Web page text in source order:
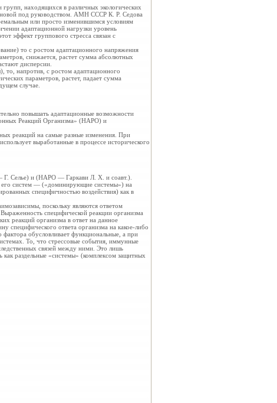
групп, находящихся в различных экологических
под руководством. АМН СССР К. Р. Седова
или просто изменившимся условиям
адаптационной нагрузки уровень
эффект группового стресса связан с
то с ростом адаптационного напряжения
снижается, растет сумма абсолютных
дисперсии.
то, напротив, с ростом адаптационного
параметров, растет, падает сумма
случае.
повышать адаптационные возможности
Реакций Организма» (НАРО) и
реакций на самые разные изменения. При
выработанные в процессе исторического
Г. Селье) и (НАРО — Гаркави Л. Х. и соавт.).
систем — («доминирующие системы») на
специфичностью воздействия) как в
поскольку являются ответом
специфической реакции организма
реакций организма в ответ на данное
специфического ответа организма на какое-либо
фактора обусловливает функциональные, а при
То, что стрессовые события, иммунные
связей между ними. Это лишь
как раздельные «системы» (комплексом защитных